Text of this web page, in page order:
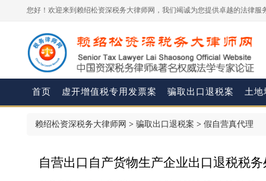
您好！欢迎来到赖绍松资深税务大律师网，我们竭诚为您提供卓越的法律服
首页 虚开增值税专用发票案 骗取出口退税案 土地
赖绍松资深税务大律师网 > 骗取出口退税案 > 假自营真代理
自营出口自产货物生产企业出口退税税